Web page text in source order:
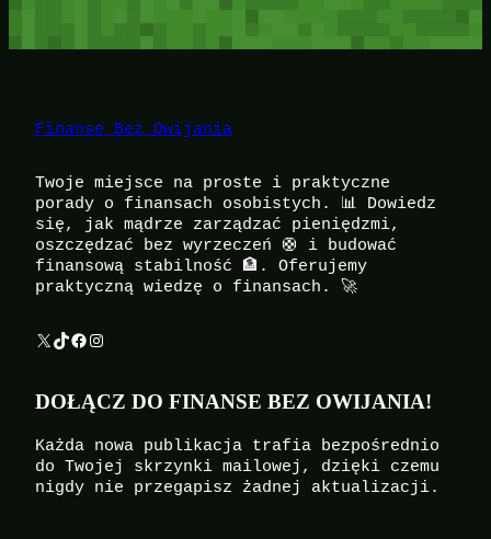
Finanse Bez Owijania
Twoje miejsce na proste i praktyczne
porady o finansach osobistych. 📊 Dowiedz
się, jak mądrze zarządzać pieniędzmi,
oszczędzać bez wyrzeczeń 🛟 i budować
finansową stabilność 🏦. Oferujemy
praktyczną wiedzę o finansach. 🚀
X TikTok Facebook Instagram
DOŁĄCZ DO FINANSE BEZ OWIJANIA!
Każda nowa publikacja trafia bezpośrednio
do Twojej skrzynki mailowej, dzięki czemu
nigdy nie przegapisz żadnej aktualizacji.